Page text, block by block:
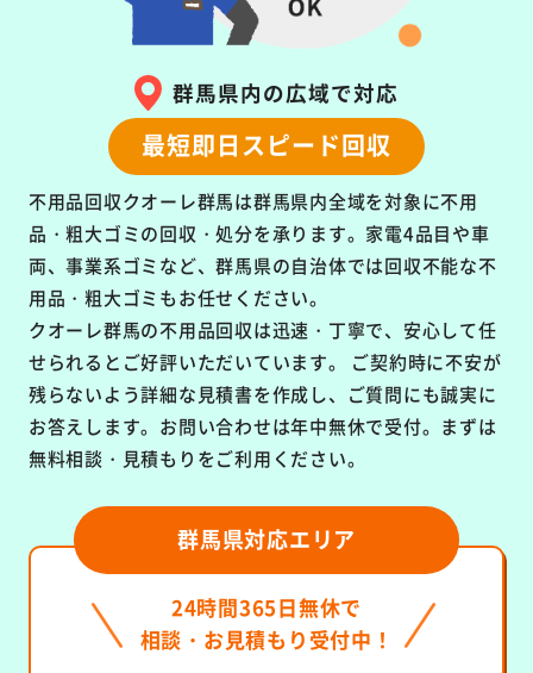
群馬県内の広域で対応
最短即日スピード回収
不用品回収クオーレ群馬は群馬県内全域を対象に不用
品・粗大ゴミの回収・処分を承ります。 家電4品目や車
両、事業系ゴミなど、群馬県の自治体では回収不能な不
用品・粗大ゴミもお任せください。
クオーレ群馬の不用品回収は迅速・丁寧で、安心して任
せられるとご好評いただいています。
ご契約時に不安が
残らないよう詳細な見積書を作成し、ご質問にも誠実に
お答えします。お問い合わせは年中無休で受付。まずは
無料相談・見積もりをご利用ください。
群馬県対応エリア
24時間365日無休で
相談・お見積もり受付中！